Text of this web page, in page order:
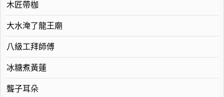
木匠帶枷
大水淹了龍王廟
八級工拜師傅
冰糖煮黃蓮
聾子耳朵